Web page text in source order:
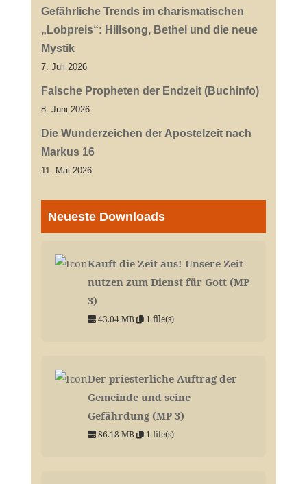
Gefährliche Trends im charismatischen
„Lobpreis“: Hillsong, Bethel und die neue
Mystik
7. Juli 2026
Falsche Propheten der Endzeit (Buchinfo)
8. Juni 2026
Die Wunderzeichen der Apostelzeit nach
Markus 16
11. Mai 2026
Neueste Downloads
Kauft die Zeit aus! Unsere Zeit
nutzen zum Dienst für Gott (MP
3)
43.04 MB 1 file(s)
Der priesterliche Auftrag der
Gemeinde und seine
Gefährdung (MP 3)
86.18 MB 1 file(s)